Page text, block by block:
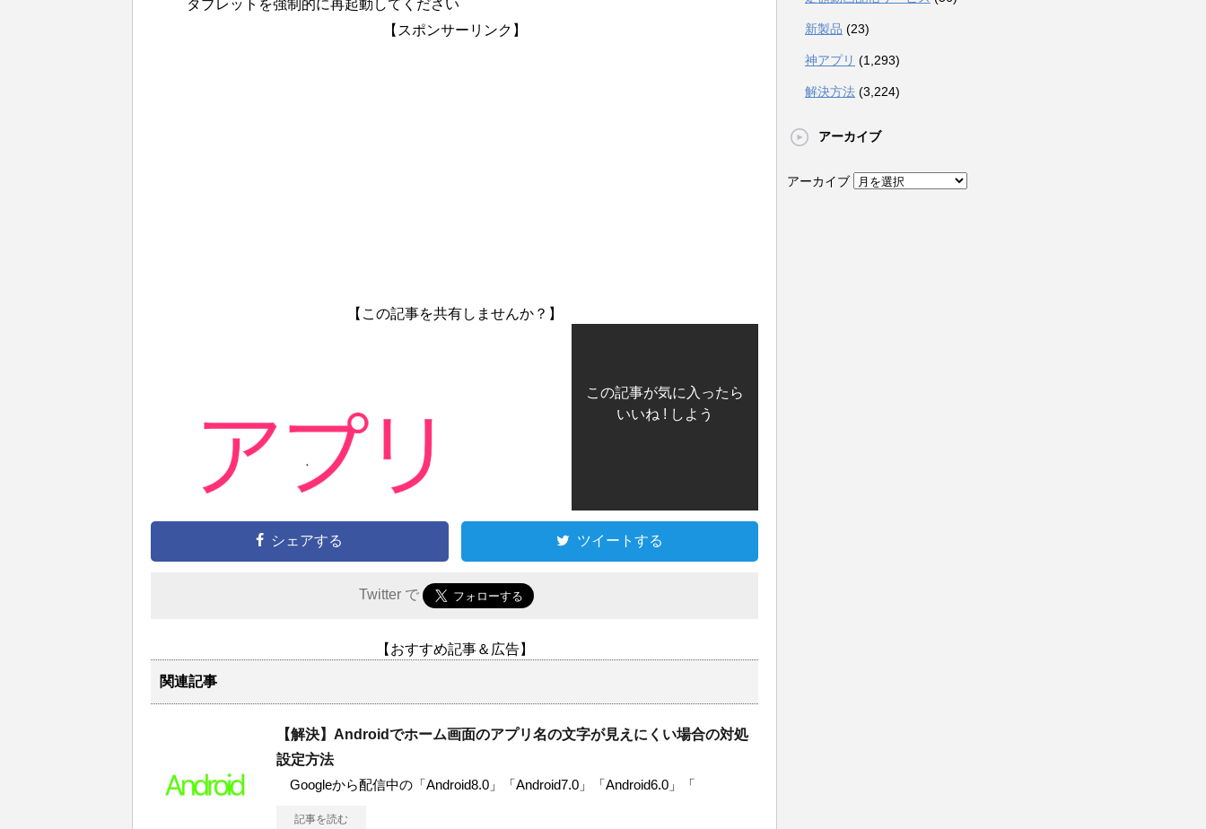
タブレットを強制的に再起動してください
【スポンサーリンク】
【この記事を共有しませんか？】
この記事が気に入ったら
いいね ! しよう
シェアする ツイートする
Twitter で
【おすすめ記事＆広告】
関連記事
【解決】Androidでホーム画面のアプリ名の文字が見えにくい場合の対処
設定方法
Googleから配信中の「Android8.0」「Android7.0」「Android6.0」「
記事を読む
新製品 (23)
神アプリ (1,293)
解決方法 (3,224)
アーカイブ
アーカイブ